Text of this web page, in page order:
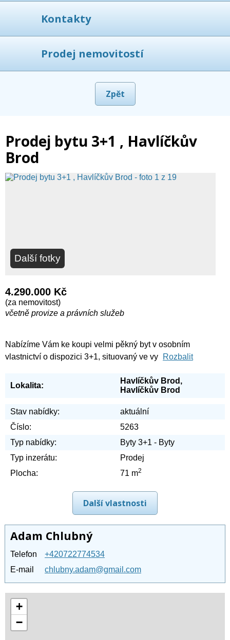
Kontakty
Prodej nemovitostí
Zpět
Prodej bytu 3+1 , Havlíčkův
Brod
Další fotky
4.290.000 Kč
(za nemovitost)
včetně provize a právních služeb
Nabízíme Vám ke koupi velmi pěkný byt v osobním
vlastnictví o dispozici 3+1, situovaný ve vy
Rozbalit
Lokalita:
Havlíčkův Brod,
Havlíčkův Brod
Stav nabídky:
aktuální
Číslo:
5263
Typ nabídky:
Byty 3+1 - Byty
Typ inzerátu:
Prodej
Plocha:
71 m2
Další vlastnosti
Adam Chlubný
Telefon
+420722774534
E-mail
chlubny.adam@gmail.com
+
−